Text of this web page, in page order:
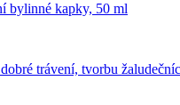
bylinné kapky, 50 ml
trávení, tvorbu